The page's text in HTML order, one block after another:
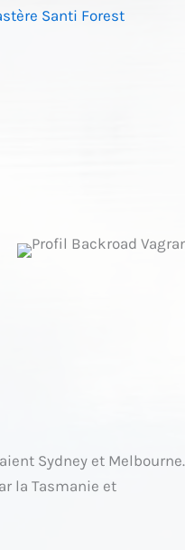
Santi Forest
Sydney et Melbourne.
la Tasmanie et